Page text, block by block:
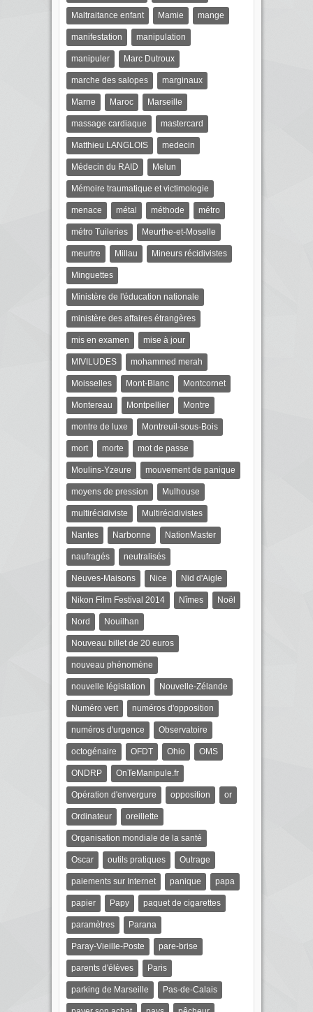
Maltraitance enfant Mamie mange
manifestation manipulation
manipuler Marc Dutroux
marche des salopes marginaux
Marne Maroc Marseille
massage cardiaque mastercard
Matthieu LANGLOIS medecin
Médecin du RAID Melun
Mémoire traumatique et victimologie
menace métal méthode métro
métro Tuileries Meurthe-et-Moselle
meurtre Millau Mineurs récidivistes
Minguettes
Ministère de l'éducation nationale
ministère des affaires étrangères
mis en examen mise à jour
MIVILUDES mohammed merah
Moisselles Mont-Blanc Montcornet
Montereau Montpellier Montre
montre de luxe Montreuil-sous-Bois
mort morte mot de passe
Moulins-Yzeure mouvement de panique
moyens de pression Mulhouse
multirécidiviste Multirécidivistes
Nantes Narbonne NationMaster
naufragés neutralisés
Neuves-Maisons Nice Nid d'Aigle
Nikon Film Festival 2014 Nîmes Noël
Nord Nouilhan
Nouveau billet de 20 euros
nouveau phénomène
nouvelle législation Nouvelle-Zélande
Numéro vert numéros d'opposition
numéros d'urgence Observatoire
octogénaire OFDT Ohio OMS
ONDRP OnTeManipule.fr
Opération d'envergure opposition or
Ordinateur oreillette
Organisation mondiale de la santé
Oscar outils pratiques Outrage
paiements sur Internet panique papa
papier Papy paquet de cigarettes
paramètres Parana
Paray-Vieille-Poste pare-brise
parents d'élèves Paris
parking de Marseille Pas-de-Calais